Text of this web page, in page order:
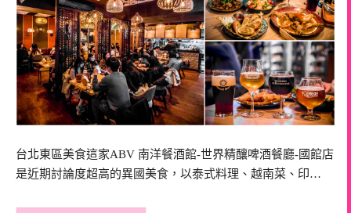
台北東區美食這家ABV 南洋餐酒館-世界精釀啤酒餐廳-國館店
是近期討論度超高的異國美食，以泰式料理、越南菜、印…